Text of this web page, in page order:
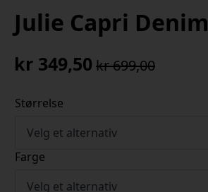
Julie Capri Denim
kr699,00
Opprinnelig
pris
var:
kr 699,00.
kr 349,50
Nåværende
pris
er:
kr 349,50.
Størrelse
Farge